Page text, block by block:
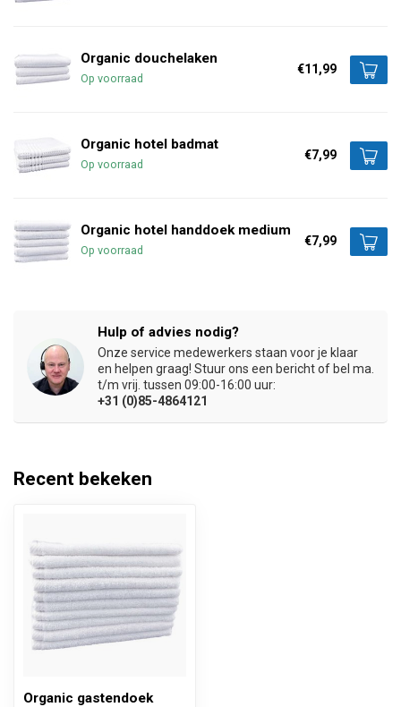
Organic douchelaken
Op voorraad
€11,99
Organic hotel badmat
Op voorraad
€7,99
Organic hotel handdoek medium
Op voorraad
€7,99
Hulp of advies nodig?
Onze service medewerkers staan voor je klaar
en helpen graag! Stuur ons een bericht of bel ma.
t/m vrij. tussen 09:00-16:00 uur:
+31 (0)85-4864121
Recent bekeken
Organic gastendoek